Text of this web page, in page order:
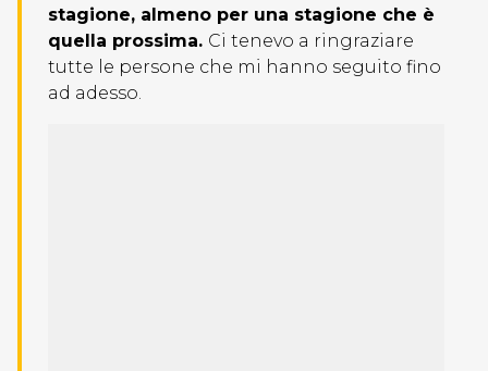
stagione, almeno per una stagione che è
quella prossima. Ci tenevo a ringraziare
tutte le persone che mi hanno seguito fino
ad adesso.